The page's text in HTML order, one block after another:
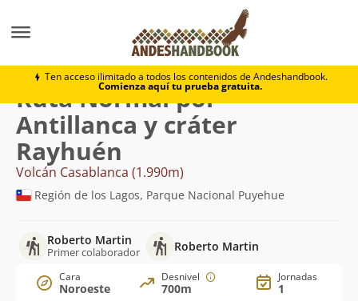
Ten acceso ilimitado a todos los contenidos de Andeshandbook.
Comienza aquí tu prueba gratuita.
Volcán Casablanca Normal por Antillanca
Ruta Normal por
Antillanca y cráter
Rayhuén
Volcán Casablanca (1.990m)
Región de los Lagos, Parque Nacional Puyehue
Roberto Martin
Primer colaborador Roberto Martin
Cara
Noroeste
Desnivel
700m
Jornadas
1